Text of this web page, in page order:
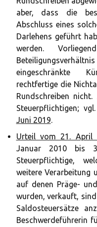
aber, dass die
Abschluss eines
Darlehens geführt
werden.
eingeschränkte
rechtfertige die
Rundschreiben
Steuerpflichtigen;
Juni 2019.
Urteil vom 21. April
Januar 2010 bis
Steuerpflichtige,
weitere Verarbeitung
auf denen Präge-
wurden, verkauft,
Saldosteuersätze
Beschwerdeführerin